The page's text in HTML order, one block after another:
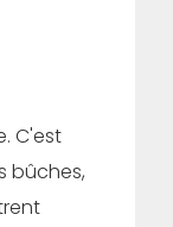
C'est
bûches,